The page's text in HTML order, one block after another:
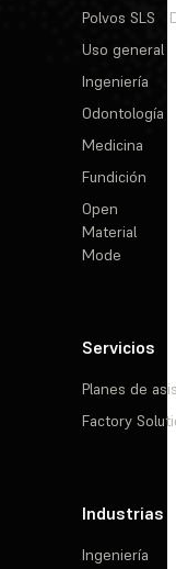
Polvos SLS
Uso general
Ingeniería
Odontología
Medicina
Fundición
Open
Material
Mode
Servicios
Planes de
Factory
Industrias
Ingeniería